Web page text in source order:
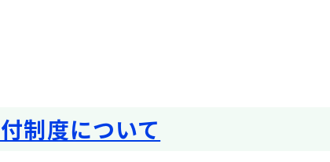
制度について